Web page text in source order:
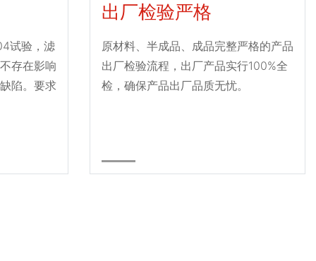
试验，滤
存在影响
陷。要求
出厂检验严格
原材料、半成品、成品完整严格的产品
出厂检验流程，出厂产品实行100%全
检，确保产品出厂品质无忧。